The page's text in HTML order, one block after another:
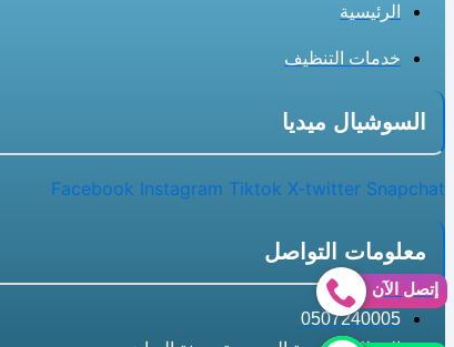
الرئيسية
خدمات التنظيف
السوشيال ميديا
Facebook Instagram Tiktok X-twitter Snapchat
معلومات التواصل
0507240005
إتصل الآن